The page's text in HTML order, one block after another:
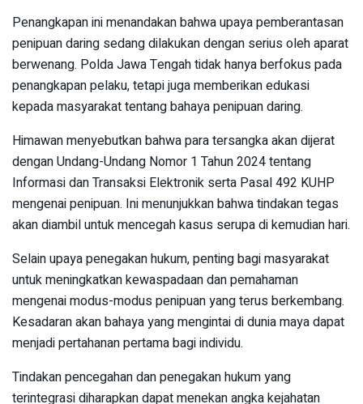
Penangkapan ini menandakan bahwa upaya pemberantasan
penipuan daring sedang dilakukan dengan serius oleh aparat
berwenang. Polda Jawa Tengah tidak hanya berfokus pada
penangkapan pelaku, tetapi juga memberikan edukasi
kepada masyarakat tentang bahaya penipuan daring.
Himawan menyebutkan bahwa para tersangka akan dijerat
dengan Undang-Undang Nomor 1 Tahun 2024 tentang
Informasi dan Transaksi Elektronik serta Pasal 492 KUHP
mengenai penipuan. Ini menunjukkan bahwa tindakan tegas
akan diambil untuk mencegah kasus serupa di kemudian hari.
Selain upaya penegakan hukum, penting bagi masyarakat
untuk meningkatkan kewaspadaan dan pemahaman
mengenai modus-modus penipuan yang terus berkembang.
Kesadaran akan bahaya yang mengintai di dunia maya dapat
menjadi pertahanan pertama bagi individu.
Tindakan pencegahan dan penegakan hukum yang
terintegrasi diharapkan dapat menekan angka kejahatan